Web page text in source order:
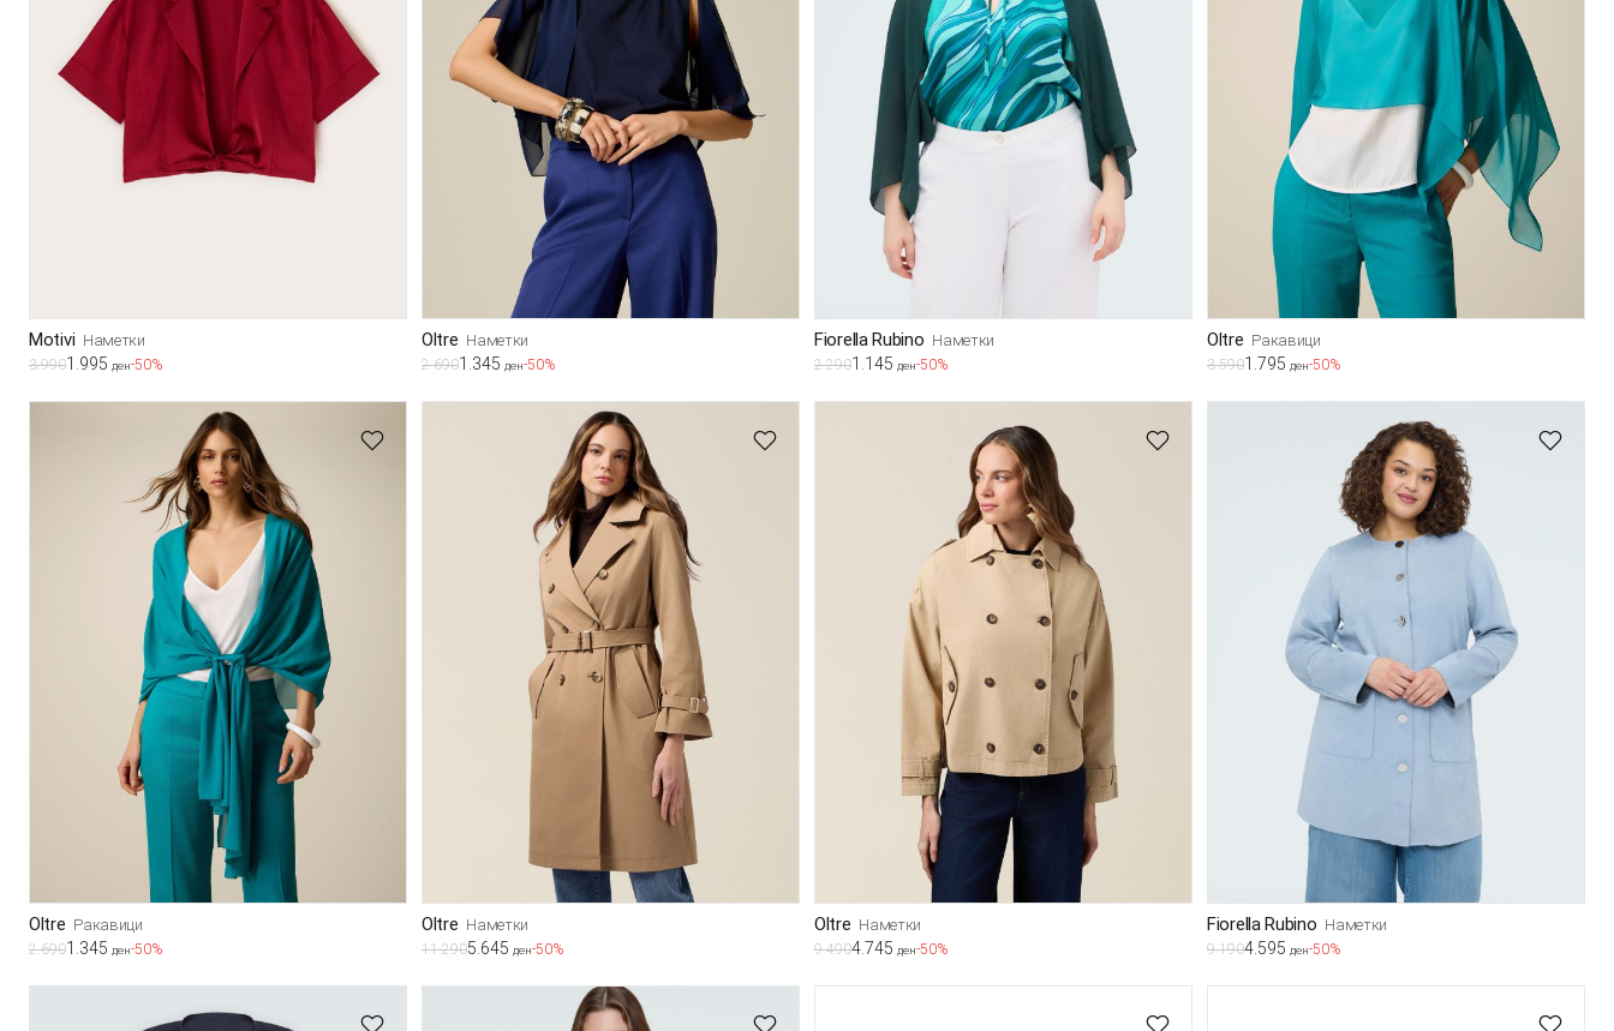
Motivi Наметки
3.9901.995 ден-50%
Oltre Наметки
2.6901.345 ден-50%
Fiorella Rubino Наметки
2.2901.145 ден-50%
Oltre Ракавици
3.5901.795 ден-50%
Oltre Ракавици
2.6901.345 ден-50%
Oltre Наметки
11.2905.645 ден-50%
Oltre Наметки
9.4904.745 ден-50%
Fiorella Rubino Наметки
9.1904.595 ден-50%